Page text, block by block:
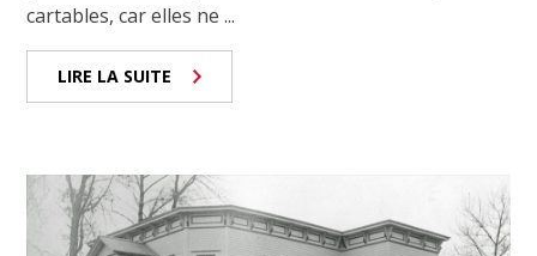
cartables, car elles ne ...
LIRE LA SUITE